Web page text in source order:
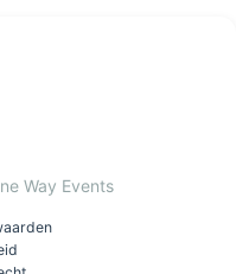
Way Events